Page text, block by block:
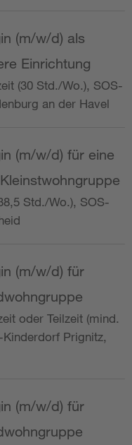
(m/w/d) als
Einrichtung
(30 Std./Wo.), SOS-
an der Havel
(m/w/d) für eine
Std./Wo.), SOS-
(m/w/d) für
oder Teilzeit (mind.
Prignitz,
(m/w/d) für